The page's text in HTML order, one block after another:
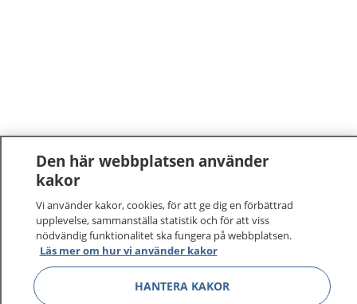
1177 –tryggt om din hälsa och vård
På 1177.se får du råd om hälsa och information om
sjukdomar och vilka mottagningar du kan kontakta.
Logga in för att läsa din journal och göra dina
vårdärenden. Ring telefonnummer 1177 för
sjukvårdsrådgivning dygnet runt.
Den här webbplatsen använder
kakor
Vi använder kakor, cookies, för att ge dig en förbättrad
upplevelse, sammanställa statistik och för att viss
nödvändig funktionalitet ska fungera på webbplatsen.
Läs mer om hur vi använder kakor
HANTERA KAKOR